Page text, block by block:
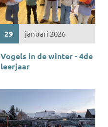
29 januari 2026
Vogels in de winter - 4de
leerjaar